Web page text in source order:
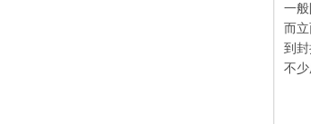
一
而
到
不